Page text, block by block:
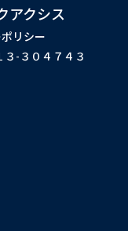
アクシス
リシー
-３０４７４３